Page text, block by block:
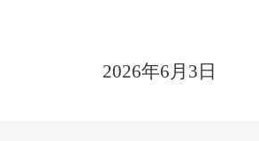
6月3日